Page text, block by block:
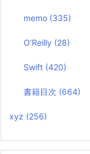
memo (335)
O’Reilly (28)
Swift (420)
書籍目次 (664)
xyz (256)